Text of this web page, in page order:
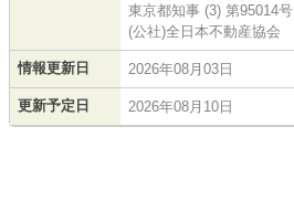
東京都知事 (3) 第95014号
(公社)全日本不動産協会
情報更新日 2026年08月03日
更新予定日 2026年08月10日